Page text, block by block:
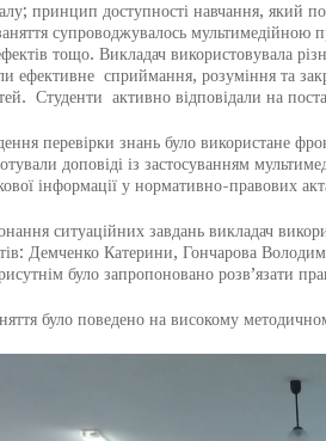
принцип доступності навчання, який
супроводжувалось мультимедійною
тощо. Викладач використовувала
ефективне сприймання, розуміння та
Студенти активно відповідали на
перевірки знань було використане
доповіді із застосуванням
інформації у нормативно-правових
ситуаційних завдань викладач
Демченко Катерини, Гончарова
було запропоновано розв’язати
було поведено на високому